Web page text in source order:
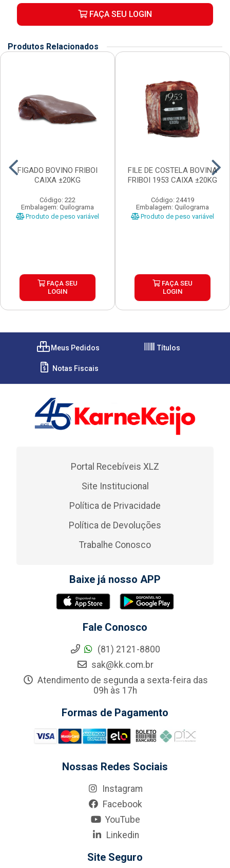
FAÇA SEU LOGIN
Produtos Relacionados
FIGADO BOVINO FRIBOI
CAIXA ±20KG
Código: 222
Embalagem: Quilograma
Produto de peso variável
FAÇA SEU
LOGIN
FILE DE COSTELA BOVINA
FRIBOI 1953 CAIXA ±20KG
Código: 24419
Embalagem: Quilograma
Produto de peso variável
FAÇA SEU
LOGIN
Meus Pedidos Títulos
Notas Fiscais
Portal Recebíveis XLZ
Site Institucional
Política de Privacidade
Política de Devoluções
Trabalhe Conosco
Baixe já nosso APP
Fale Conosco
(81) 2121-8800
sak@kk.com.br
Atendimento de segunda a sexta-feira das
09h às 17h
Formas de Pagamento
Nossas Redes Sociais
Instagram
Facebook
YouTube
Linkedin
Site Seguro